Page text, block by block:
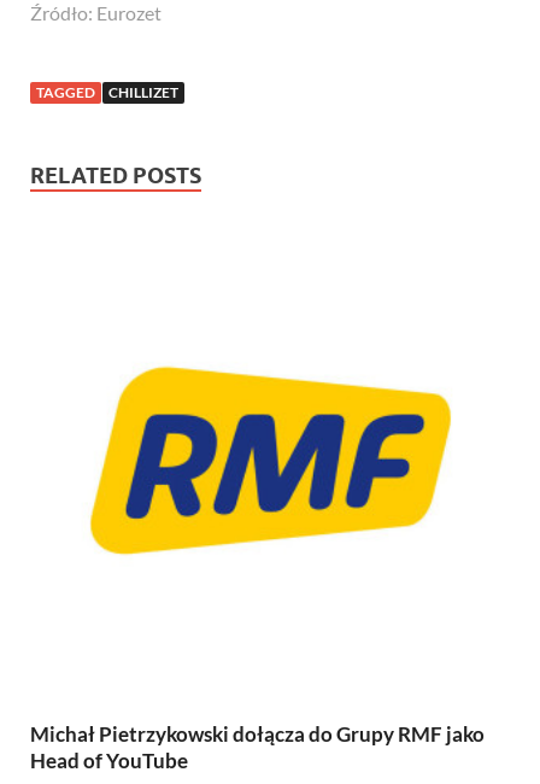
Źródło: Eurozet
TAGGED CHILLIZET
RELATED POSTS
Michał Pietrzykowski dołącza do Grupy RMF jako
Head of YouTube